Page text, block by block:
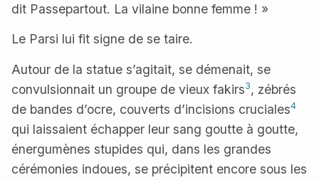
dit Passepartout. La vilaine bonne femme ! »
Le Parsi lui fit signe de se taire.
Autour de la statue s’agitait, se démenait, se
convulsionnait un groupe de vieux fakirs3, zébrés
de bandes d’ocre, couverts d’incisions cruciales4
qui laissaient échapper leur sang goutte à goutte,
énergumènes stupides qui, dans les grandes
cérémonies indoues, se précipitent encore sous les